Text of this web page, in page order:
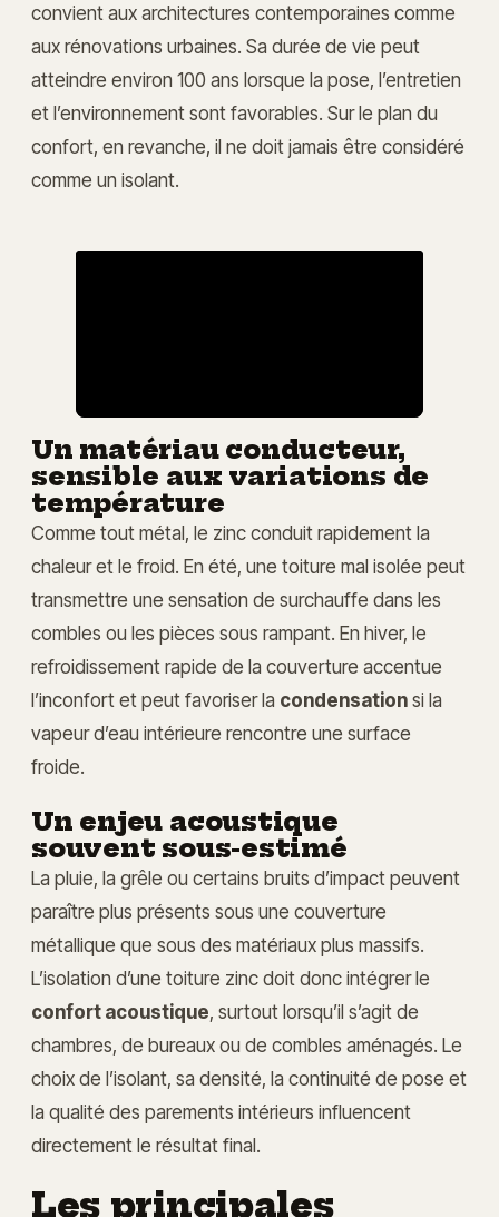
convient aux architectures contemporaines comme
aux rénovations urbaines. Sa durée de vie peut
atteindre environ 100 ans lorsque la pose, l’entretien
et l’environnement sont favorables. Sur le plan du
confort, en revanche, il ne doit jamais être considéré
comme un isolant.
Un matériau conducteur,
sensible aux variations de
température
Comme tout métal, le zinc conduit rapidement la
chaleur et le froid. En été, une toiture mal isolée peut
transmettre une sensation de surchauffe dans les
combles ou les pièces sous rampant. En hiver, le
refroidissement rapide de la couverture accentue
l’inconfort et peut favoriser la condensationsi la
vapeur d’eau intérieure rencontre une surface
froide.
Un enjeu acoustique
souvent sous-estimé
La pluie, la grêle ou certains bruits d’impact peuvent
paraître plus présents sous une couverture
métallique que sous des matériaux plus massifs.
L’isolation d’une toiture zinc doit donc intégrer le
confort acoustique, surtout lorsqu’il s’agit de
chambres, de bureaux ou de combles aménagés. Le
choix de l’isolant, sa densité, la continuité de pose et
la qualité des parements intérieurs influencent
directement le résultat final.
Les principales